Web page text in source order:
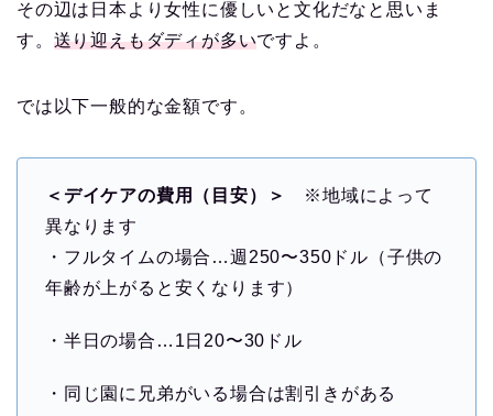
その辺は日本より女性に優しいと文化だなと思いま
す。 送り迎えもダディが多いですよ。
では以下一般的な金額です。
＜デイケアの費用（目安）＞
※地域によって
異なります
・フルタイムの場合…週250〜350ドル（子供の
年齢が上がると安くなります）
・半日の場合…1日20〜30ドル
・同じ園に兄弟がいる場合は割引きがある